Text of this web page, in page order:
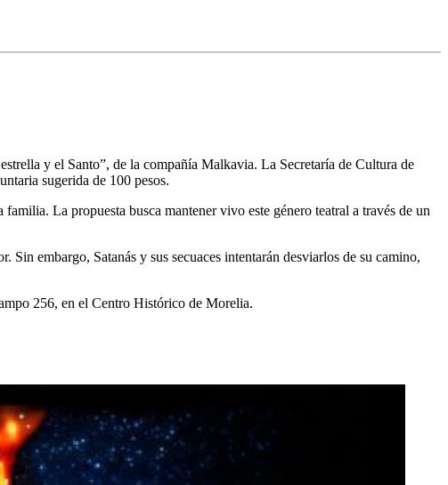
y el Santo”, de la compañía Malkavia. La Secretaría de Cultura de
sugerida de 100 pesos.
La propuesta busca mantener vivo este género teatral a través de un
embargo, Satanás y sus secuaces intentarán desviarlos de su camino,
256, en el Centro Histórico de Morelia.